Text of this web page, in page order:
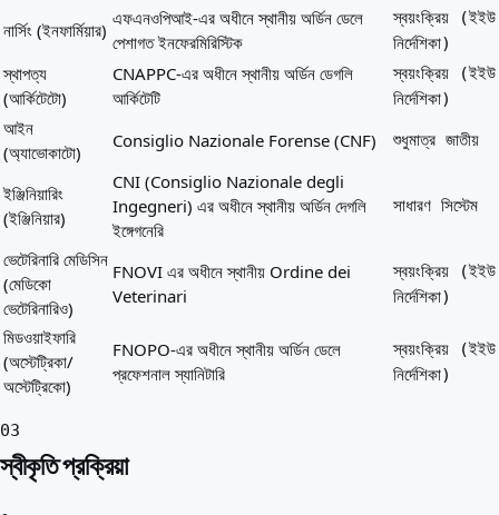
নার্সিং (ইনফার্মিয়ার)
এফএনওপিআই-এর অধীনে স্থানীয় অর্ডিন ডেলে
পেশাগত ইনফেরমিরিস্টিক
স্বয়ংক্রিয় (ইইউ
নির্দেশিকা)
স্থাপত্য
(আর্কিটেটো)
CNAPPC-এর অধীনে স্থানীয় অর্ডিন ডেগলি
আর্কিটেটি
স্বয়ংক্রিয় (ইইউ
নির্দেশিকা)
আইন
(অ্যাভোকাটো)
Consiglio Nazionale Forense (CNF) শুধুমাত্র জাতীয়
ইঞ্জিনিয়ারিং
(ইঞ্জিনিয়ার)
CNI (Consiglio Nazionale degli
Ingegneri) এর অধীনে স্থানীয় অর্ডিন দেগলি
ইঙ্গেগনেরি
সাধারণ সিস্টেম
ভেটেরিনারি মেডিসিন
(মেডিকো
ভেটেরিনারিও)
FNOVI এর অধীনে স্থানীয় Ordine dei
Veterinari
স্বয়ংক্রিয় (ইইউ
নির্দেশিকা)
মিডওয়াইফারি
(অস্টেট্রিকা/
অস্টেট্রিকো)
FNOPO-এর অধীনে স্থানীয় অর্ডিন ডেলে
প্রফেশনাল স্যানিটারি
স্বয়ংক্রিয় (ইইউ
নির্দেশিকা)
03
স্বীকৃতি প্রক্রিয়া